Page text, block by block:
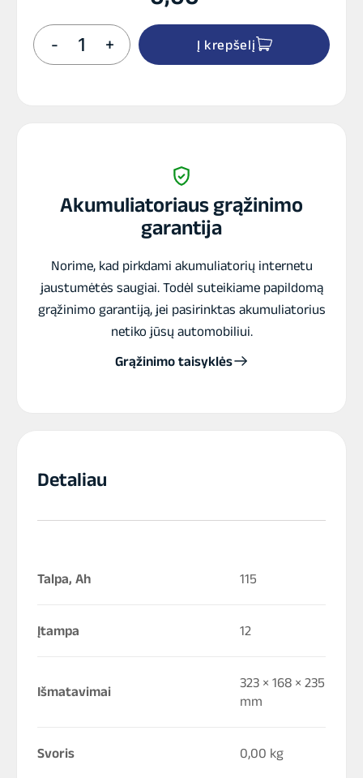
-
produkto
kiekis:
TROJAN
+ Į krepšelį
Akumuliatoriaus grąžinimo
garantija
Norime, kad pirkdami akumuliatorių internetu
jaustumėtės saugiai. Todėl suteikiame papildomą
grąžinimo garantiją, jei pasirinktas akumuliatorius
netiko jūsų automobiliui.
Grąžinimo taisyklės
Detaliau
Talpa, Ah 115
Įtampa 12
Išmatavimai
323 × 168 × 235
mm
Svoris 0,00 kg